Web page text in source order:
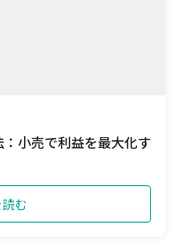
小売で利益を最大化す
む